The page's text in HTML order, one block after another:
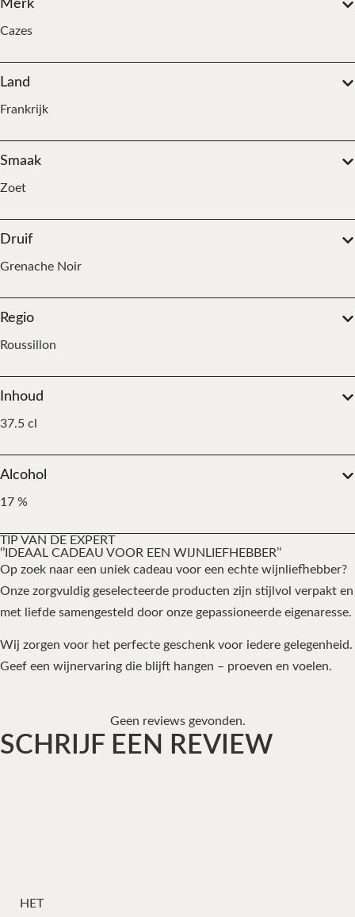
Merk
Cazes
Land
Frankrijk
Smaak
Zoet
Druif
Grenache Noir
Regio
Roussillon
Inhoud
37.5 cl
Alcohol
17 %
TIP VAN DE EXPERT
‘’IDEAAL CADEAU VOOR EEN WIJNLIEFHEBBER’’
Op zoek naar een uniek cadeau voor een echte wijnliefhebber?
Onze zorgvuldig geselecteerde producten zijn stijlvol verpakt en
met liefde samengesteld door onze gepassioneerde eigenaresse.
Wij zorgen voor het perfecte geschenk voor iedere gelegenheid.
Geef een wijnervaring die blijft hangen – proeven en voelen.
Geen reviews gevonden.
SCHRIJF EEN REVIEW
HET